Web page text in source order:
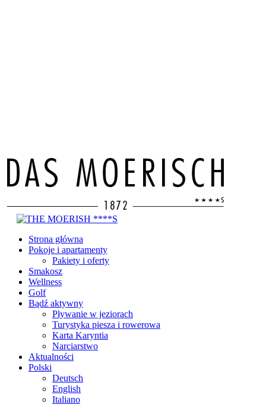
Strona główna
Pokoje i apartamenty
Pakiety i oferty
Smakosz
Wellness
Golf
Bądź aktywny
Pływanie w jeziorach
Turystyka piesza i rowerowa
Karta Karyntia
Narciarstwo
Aktualności
Polski
Deutsch
English
Italiano